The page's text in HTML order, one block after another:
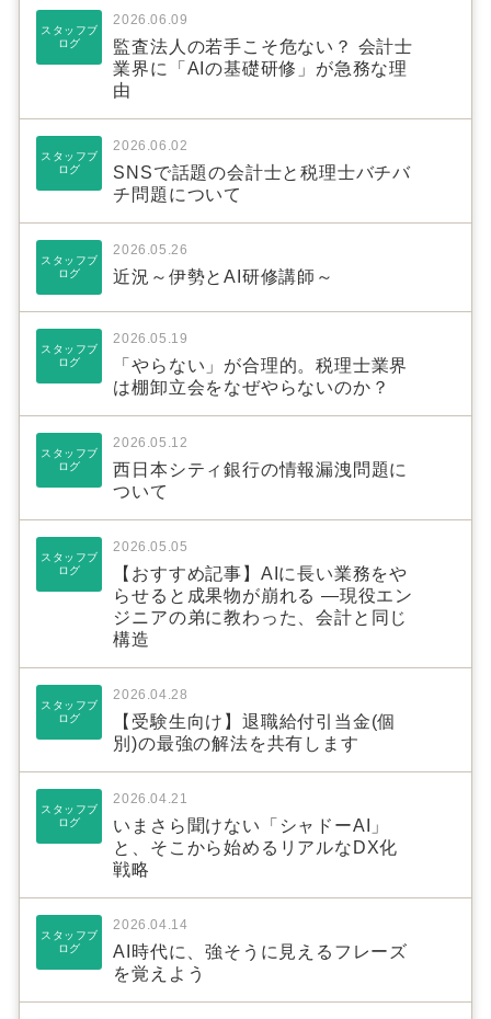
スタッフブ
ログ
2026.06.09
監査法人の若手こそ危ない？ 会計士
業界に「AIの基礎研修」が急務な理
由
スタッフブ
ログ
2026.06.02
SNSで話題の会計士と税理士バチバ
チ問題について
スタッフブ
ログ
2026.05.26
近況～伊勢とAI研修講師～
スタッフブ
ログ
2026.05.19
「やらない」が合理的。税理士業界
は棚卸立会をなぜやらないのか？
スタッフブ
ログ
2026.05.12
西日本シティ銀行の情報漏洩問題に
ついて
スタッフブ
ログ
2026.05.05
【おすすめ記事】AIに長い業務をや
らせると成果物が崩れる ―現役エン
ジニアの弟に教わった、会計と同じ
構造
スタッフブ
ログ
2026.04.28
【受験生向け】退職給付引当金(個
別)の最強の解法を共有します
スタッフブ
ログ
2026.04.21
いまさら聞けない「シャドーAI」
と、そこから始めるリアルなDX化
戦略
スタッフブ
ログ
2026.04.14
AI時代に、強そうに見えるフレーズ
を覚えよう